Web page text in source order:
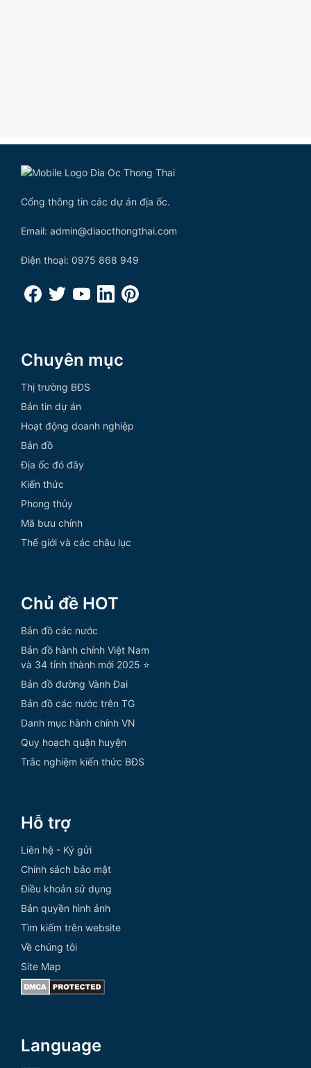
Cổng thông tin các dự án địa ốc.
Email: admin@diaocthongthai.com
Điện thoại: 0975 868 949
Chuyên mục
Thị trường BĐS
Bản tin dự án
Hoạt động doanh nghiệp
Bản đồ
Địa ốc đó đây
Kiến thức
Phong thủy
Mã bưu chính
Thế giới và các châu lục
Chủ đề HOT
Bản đồ các nước
Bản đồ hành chính Việt Nam
và 34 tỉnh thành mới 2025 ⭐
Bản đồ đường Vành Đai
Bản đồ các nước trên TG
Danh mục hành chính VN
Quy hoạch quận huyện
Trắc nghiệm kiến thức BĐS
Hỗ trợ
Liên hệ - Ký gửi
Chính sách bảo mật
Điều khoản sử dụng
Bản quyền hình ảnh
Tìm kiếm trên website
Về chúng tôi
Site Map
Language